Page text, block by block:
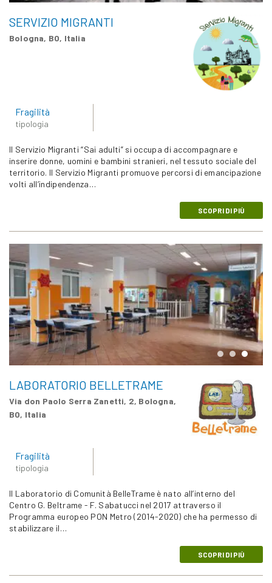
SERVIZIO MIGRANTI
Bologna, BO, Italia
Fragilità
tipologia
Il Servizio Migranti “Sai adulti” si occupa di accompagnare e
inserire donne, uomini e bambini stranieri, nel tessuto sociale del
territorio. Il Servizio Migranti promuove percorsi di emancipazione
volti all’indipendenza…
SCOPRI DI PIÙ
LABORATORIO BELLETRAME
Via don Paolo Serra Zanetti, 2, Bologna,
BO, Italia
Fragilità
tipologia
Il Laboratorio di Comunità BelleTrame è nato all’interno del
Centro G. Beltrame - F. Sabatucci nel 2017 attraverso il
Programma europeo PON Metro (2014-2020) che ha permesso di
stabilizzare il…
SCOPRI DI PIÙ